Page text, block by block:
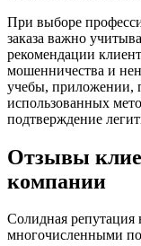
При выборе
заказа важно
рекомендации
мошенничества и
учебы, приложении,
использованных
подтверждение
Отзывы
компании
Солидная репутация
многочисленными